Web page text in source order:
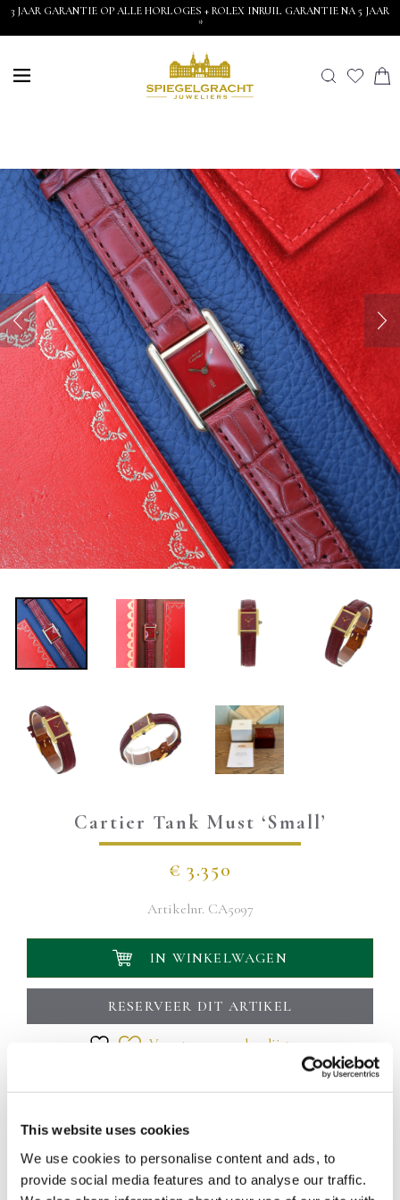
This website uses cookies
We use cookies to personalise content and ads, to
provide social media features and to analyse our traffic.
3 JAAR GARANTIE OP ALLE HORLOGES + ROLEX INRUIL GARANTIE NA 5 JAAR
*
Cartier Tank Must ‘Small’
€ 3.350
Artikelnr. CA5097
IN WINKELWAGEN
RESERVEER DIT ARTIKEL
Voeg toe aan verlanglijst
Uw levering wordt binnen 1 á 2 werkdagen bezorgd
Eigenschappen
Vergulde (vermeil) horlogekast met een afmeting van 20 x
28mm. Zeer elegante rode wijzerplaat met goudkleurige
wijzers. Mineraal glas. Handwind uurwerk. Voorzien van een